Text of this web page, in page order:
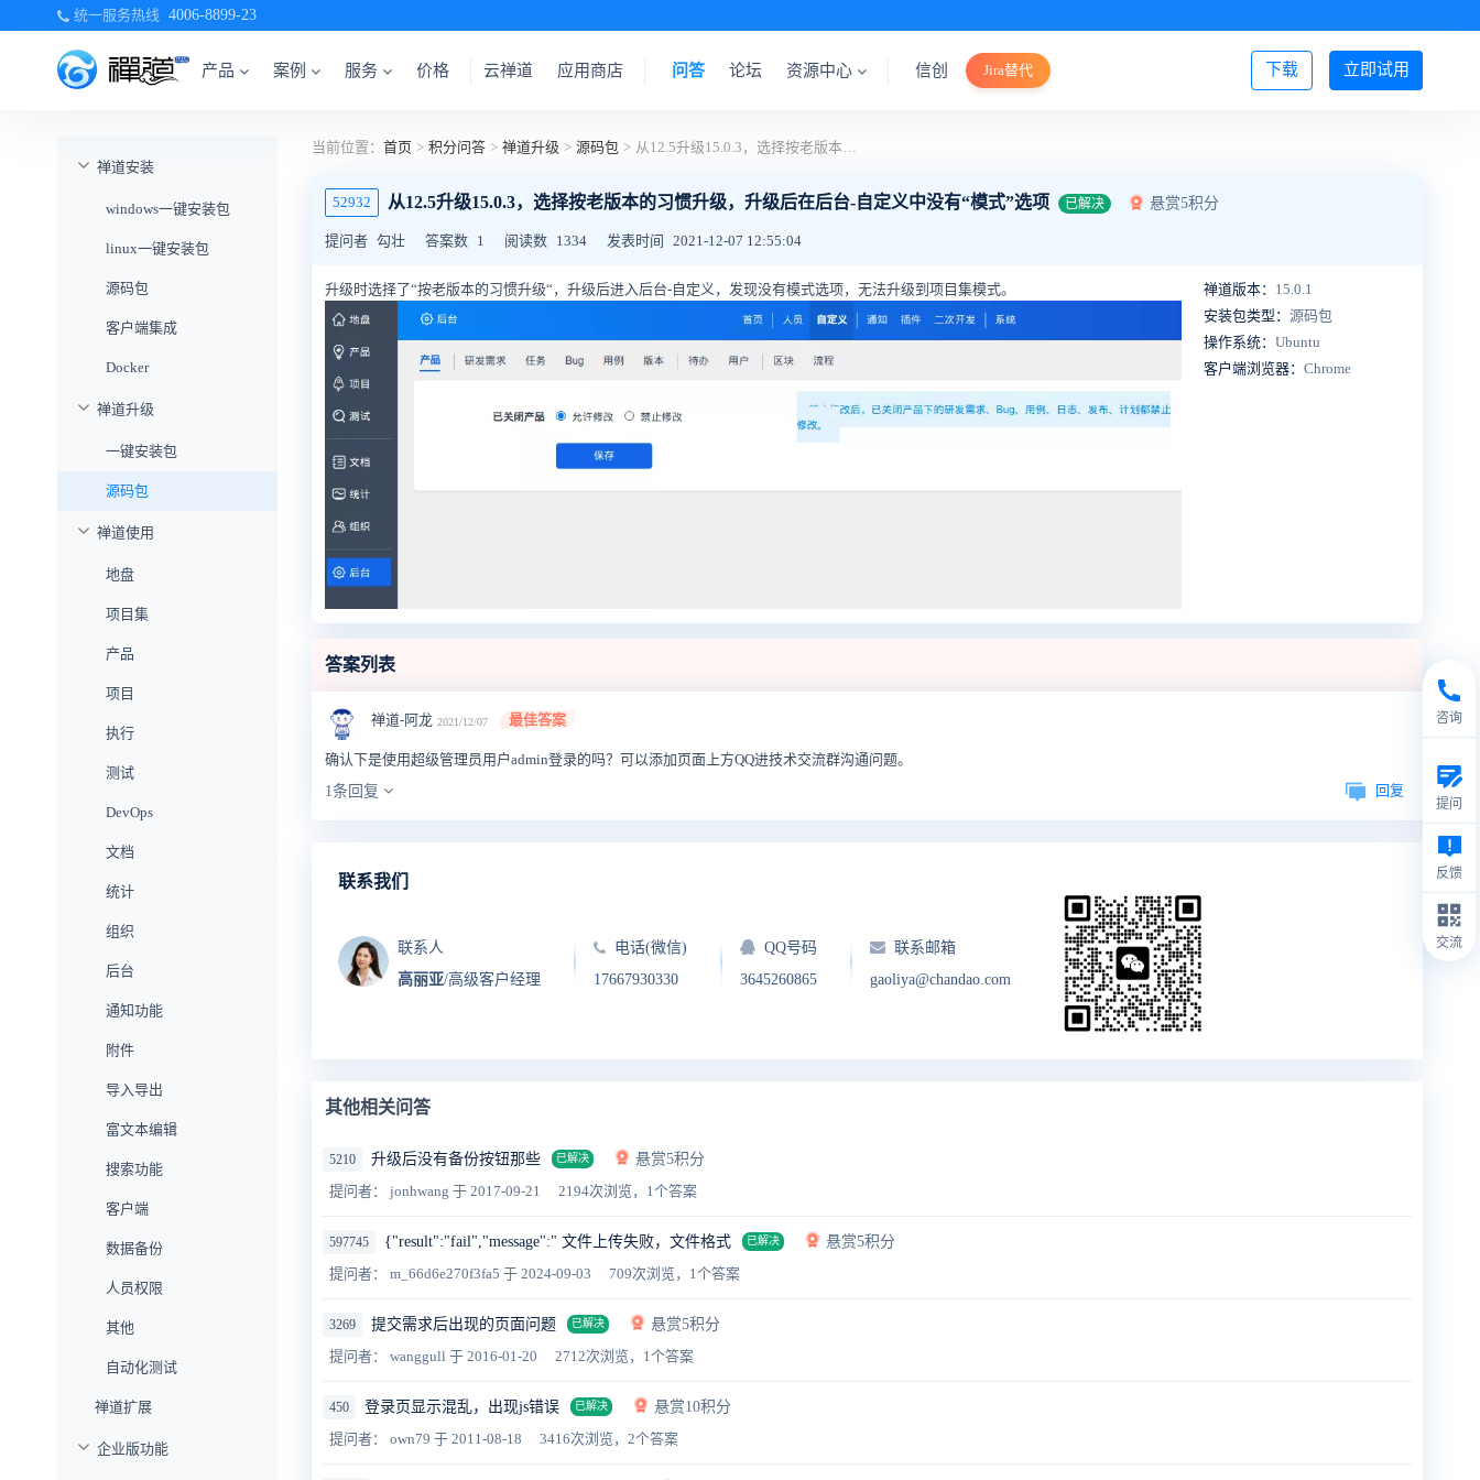
统一服务热线 4006-8899-23
产品 案例 服务 价格 立即试用
下载
云禅道 应用商店 问答 论坛 资源中心 信创 Jira替代 登录/注册
禅道安装
windows一键安装包
linux一键安装包
源码包
客户端集成
Docker
禅道升级
一键安装包
源码包
禅道使用
地盘
项目集
产品
项目
执行
测试
DevOps
文档
统计
组织
后台
通知功能
附件
导入导出
富文本编辑
搜索功能
客户端
数据备份
人员权限
其他
自动化测试
禅道扩展
企业版功能
当前位置： 首页 > 积分问答 > 禅道升级 > 源码包 > 从12.5升级15.0.3，选择按老版本的习惯升级，升级后在后台-自定义中没有“模式”选项
52932 从12.5升级15.0.3，选择按老版本的习惯升级，升级后在后台-自定义中没有“模式”选项 已解决 悬赏5积分
提问者 勾壮 答案数 1 阅读数 1334 发表时间 2021-12-07 12:55:04
升级时选择了“按老版本的习惯升级“，升级后进入后台-自定义，发现没有模式选项，无法升级到项目集模式。 禅道版本： 15.0.1
安装包类型： 源码包
操作系统： Ubuntu
客户端浏览器： Chrome
答案列表
禅道-阿龙 2021/12/07 最佳答案
确认下是使用超级管理员用户admin登录的吗？可以添加页面上方QQ进技术交流群沟通问题。
1条回复
回复
联系我们
联系人
高丽亚/高级客户经理
电话(微信)
17667930330
QQ号码
3645260865
联系邮箱
gaoliya@chandao.com
其他相关问答
5210 升级后没有备份按钮那些 已解决
悬赏5积分
提问者： jonhwang 于 2017-09-21 2194次浏览，1个答案
597745 {"result":"fail","message":" 文件上传失败，文件格式 已解决
悬赏5积分
提问者： m_66d6e270f3fa5 于 2024-09-03 709次浏览，1个答案
3269 提交需求后出现的页面问题 已解决
悬赏5积分
提问者： wanggull 于 2016-01-20 2712次浏览，1个答案
450 登录页显示混乱，出现js错误 已解决
悬赏10积分
提问者： own79 于 2011-08-18 3416次浏览，2个答案
咨询
提问
反馈
交流